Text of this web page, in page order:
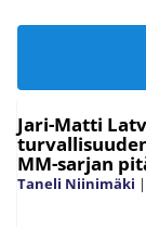
Jari-Matti
MM-sarjan
Taneli Niinimäki |